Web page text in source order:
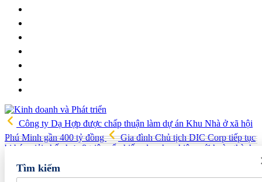
Công ty Dạ Hợp được chấp thuận làm dự án Khu Nhà ở xã hội
Phú Minh gần 400 tỷ đồng
Gia đình Chủ tịch DIC Corp tiếp tục
bị bán giải chấp hơn 8 triệu cổ phiếu, doanh nghiệp mới hoàn thành
khoảng 1/4 kế hoạch năm
quay đầu giảm sâu
Thiết lập các cơ chế, chính sách đặc thù để
Tìm kiếm